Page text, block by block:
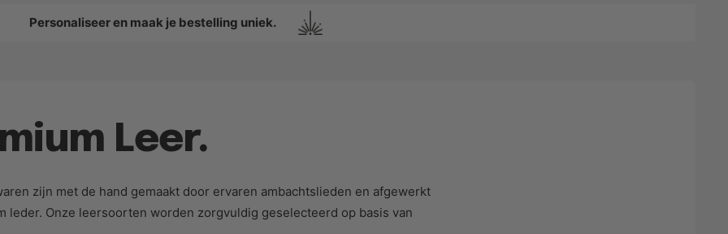
Personaliseer en maak je bestelling uniek.
Leer.
zijn met de hand gemaakt door ervaren ambachtslieden en afgewerkt
leder. Onze leersoorten worden zorgvuldig geselecteerd op basis van